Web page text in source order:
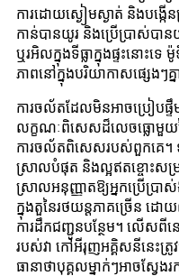
ការដោយស្ងៀមស្ងាត់ និងបង្ក
កាន់បានយូរ និងប្រើប្រាស់បាន
ឬរអិលក្នុងទីធ្លាក្នុងផ្ទះនោះទេ
ភាពនៅក្នុងបរិយាកាសផ្សេងៗគ្ន
ការចល័តដែលមិនអាចប្រៀបផ្ទឹ
លក្ខណៈពិសេសដ៏លេចធ្លោមួយន
ការចល័តពិសេសរបស់ពួកគេ។ ទ
ស្រាលបំផុត និងល្អឥតខ្ចោះសម្រ
ស្រាលអនុញ្ញាតឱ្យអ្នកប្រើប្
ក្នុងតួនៃរថយន្តភាគច្រើន ដោ
ការដឹកជញ្ជូនបន្ថែម។ លើស
របស់វា កៅអីរុញអគ្គិសនីនេះត្
ធានាថាបុគ្គលម្នាក់ៗអាចស្វ